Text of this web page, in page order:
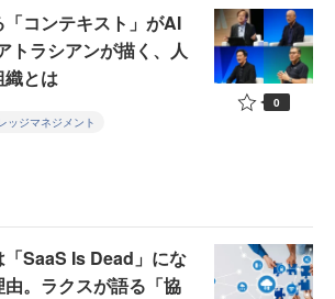
コンテキスト」がAI
トラシアンが描く、人
織とは
ッジマネジメント
0
SaaS Is Dead」にな
。ラクスが語る「協